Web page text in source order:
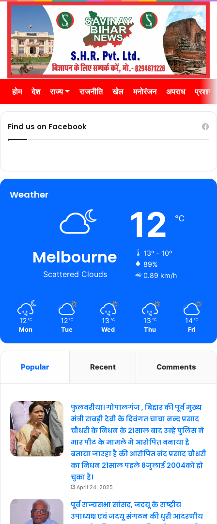
होम देश राज्य राजनीति खेल मनोरंजन अपराध
Find us on Facebook
Weather
Melbourne
Scattered Clouds
12 ℃
13º - 10º
89%
0.89 km/h
12 ℃
Mon
12 ℃
Tue
13 ℃
Wed
13 ℃
Thu
14 ℃
Fri
Popular Recent Comments
फुलवरीया। गोपालगंज , बिहार की पूर्व मुख्य
मंत्री राबड़ी देवी के दिवंगत चाचा नन्द प्रसाद
चौधरी के निधन के 21साल बाद उन्हे पुलिस ने
मार पीट के मामले मे आरोपित बनाया है
बताया जारहा है की आरोपित नंद प्रसाद चौधरी
का निधन 21साल पहले 8जुलाई 2004को हो
चुका है।
April 24, 2025
पूर्व राज्यसभा सांसद, जदयू के राष्ट्रीय
उपाध्यक्ष एवं जदयू संगठन की धुरी आदरणीय